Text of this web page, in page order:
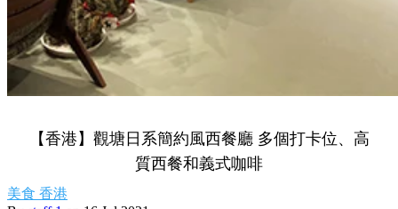
【香港】觀塘日系簡約風西餐廳 多個打卡位、高
質西餐和義式咖啡
美食 香港